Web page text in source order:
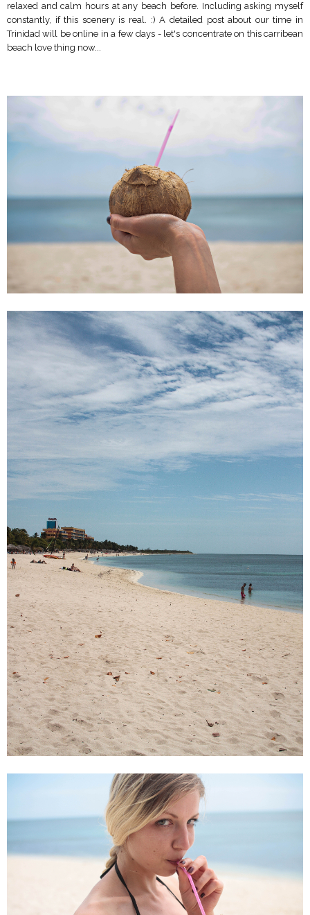
relaxed and calm hours at any beach before. Including asking myself
constantly, if this scenery is real. :) A detailed post about our time in
Trinidad will be online in a few days - let's concentrate on this carribean
beach love thing now...